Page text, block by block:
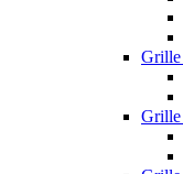
Grille
Grille